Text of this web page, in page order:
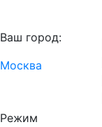
Ваш город:
Москва
Режим